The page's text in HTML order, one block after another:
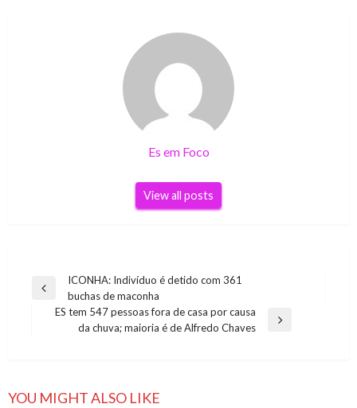
Es em Foco
View all posts
Navegação
Previous
ICONHA: Indivíduo é detido com 361
buchas de maconha
ES tem 547 pessoas fora de casa por causa
da chuva; maioria é de Alfredo Chaves
YOU MIGHT ALSO LIKE